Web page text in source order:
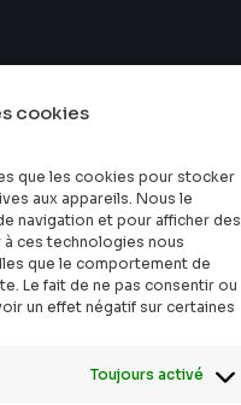
cookies
que les cookies pour stocker
aux appareils. Nous le
navigation et pour afficher des
ces technologies nous
que le comportement de
Le fait de ne pas consentir ou
un effet négatif sur certaines
Toujours activé